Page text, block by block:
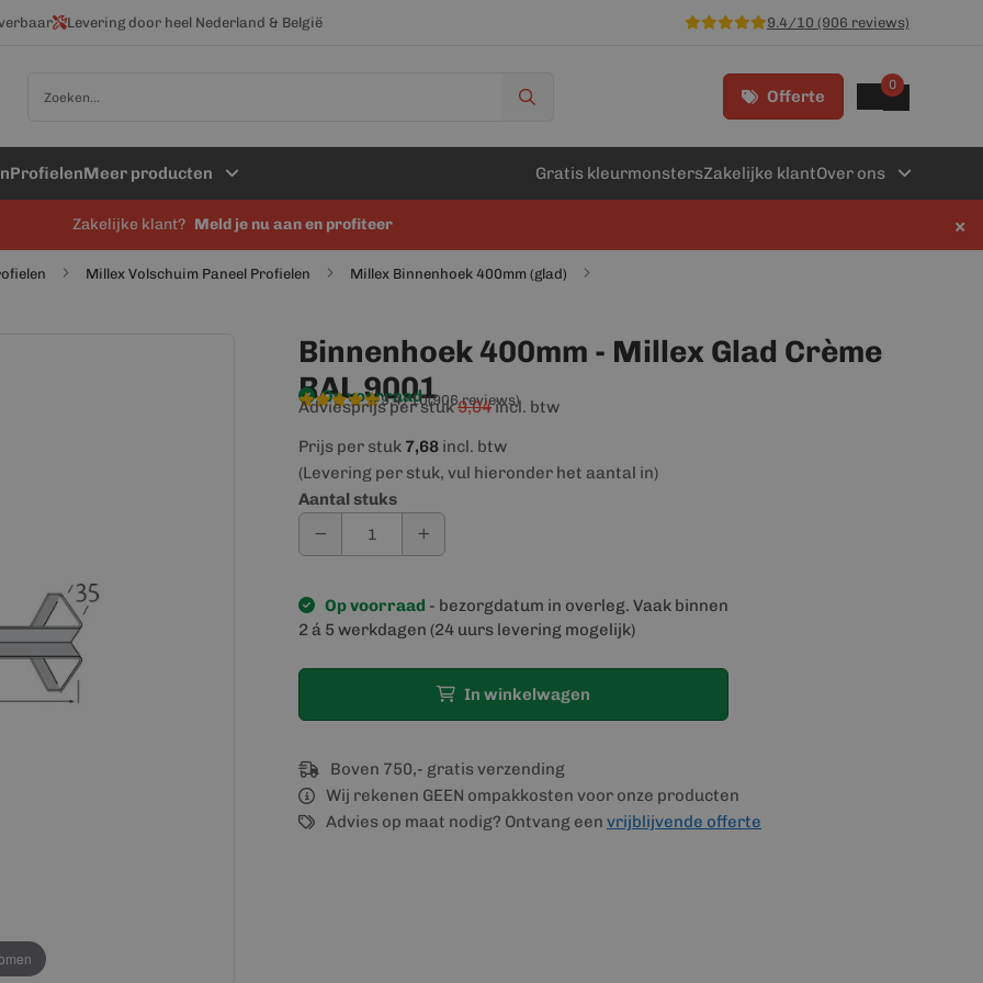
Levering door heel Nederland & België 9.4/10 (906 reviews)
Offerte
0
ProfielenMeer producten Gratis kleurmonstersZakelijke klantOver ons
Zakelijke klant? Meld je nu aan en profiteer ×
Millex Volschuim Paneel Profielen
Millex Binnenhoek 400mm (glad)
Binnenhoek 400mm - Millex Glad Crème
RAL 9001
Op voorraad
9,4/10(906 reviews)
Adviesprijs per stuk9,04incl. btw
Prijs per stuk 7,68 incl. btw
(Levering per stuk, vul hieronder het aantal in)
Aantal stuks
Op voorraad - bezorgdatum in overleg. Vaak binnen
2 á 5 werkdagen (24 uurs levering mogelijk)
In winkelwagen
Boven 750,- gratis verzending
Wij rekenen GEEN ompakkosten voor onze producten
Advies op maat nodig? Ontvang een vrijblijvende offerte